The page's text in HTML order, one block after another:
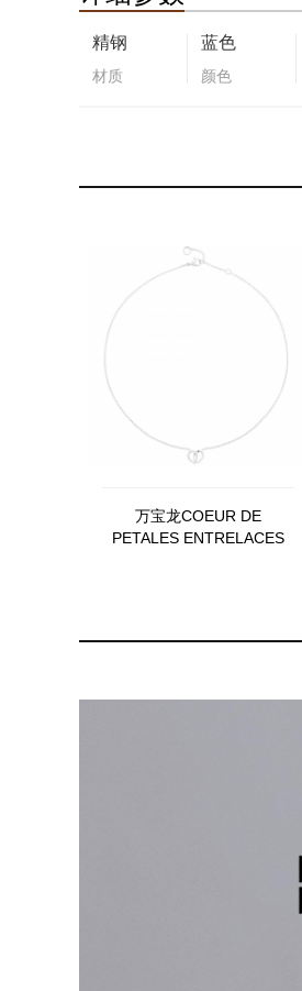
精钢
材质
蓝色
颜色
万宝龙COEUR DE
PETALES ENTRELACES